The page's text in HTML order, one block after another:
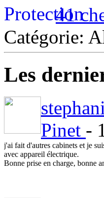
41
Catégorie:
Les
Pinet -
j'ai fait d'autres cabinets et je
avec appareil électrique.
Bonne prise en charge, bonne